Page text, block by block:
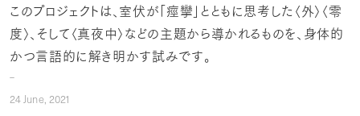
このプロジェクトは、室伏が「痙攣」とともに思考した〈外〉〈零
度〉、そして〈真夜中〉などの主題から導かれるものを、身体的
かつ言語的に解き明かす試みです。
24June, 2021